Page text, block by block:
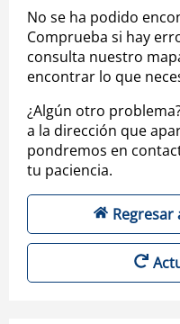
No se ha podido
Comprueba si hay
consulta nuestro
encontrar lo que
¿Algún otro
a la dirección que
pondremos en
tu paciencia.
Regresar